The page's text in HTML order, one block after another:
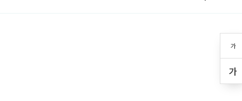
가
가